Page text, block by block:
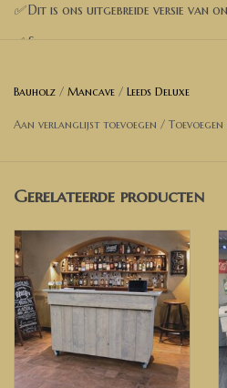
✅Dit is ons uitgebreide versie van
✅ Standaard legplank aan de
✅ Wil je een andere afmeting?
Afmetingen Bar op foto:
Breedte 240 cm
Diepte 50 cm
Hoogte 110 cm
Bauholz / Mancave / Leeds Deluxe
Aan verlanglijst toevoegen /
Gerelateerde producten